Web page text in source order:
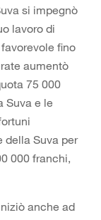
si impegnò
lavoro di
fino
aumentò
75 000
Suva e le
della Suva per
000 franchi,
anche ad